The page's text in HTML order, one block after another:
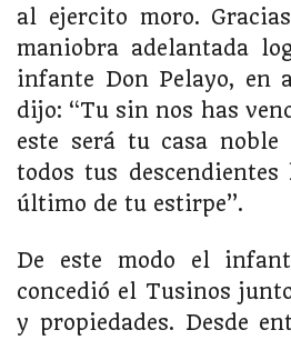
al ejercito moro.
maniobra adelantada
infante Don Pelayo, en
dijo: “Tu sin nos has
este será tu casa
todos tus
último de tu estirpe”.
De este modo el
concedió el Tusinos
y propiedades. Desde